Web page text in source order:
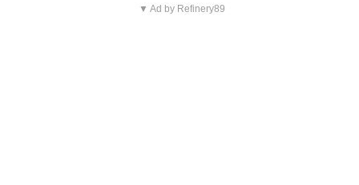
▼ Ad by Refinery89